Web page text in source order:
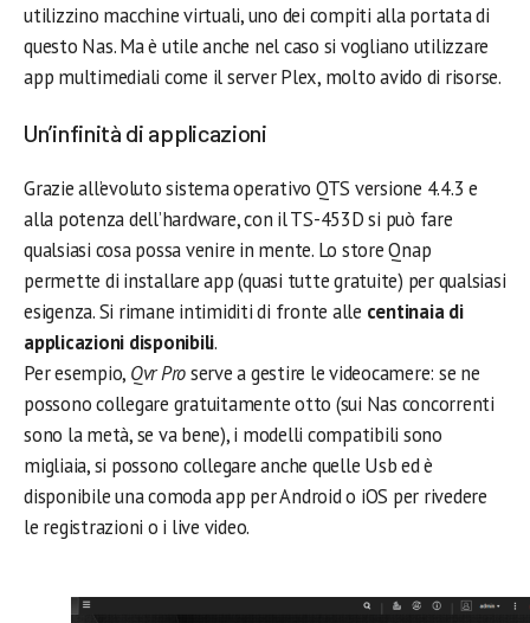
utilizzino macchine virtuali, uno dei compiti alla portata di
questo Nas. Ma è utile anche nel caso si vogliano utilizzare
app multimediali come il server Plex, molto avido di risorse.
Un’infinità di applicazioni
Grazie all’evoluto sistema operativo QTS versione 4.4.3 e
alla potenza dell’hardware, con il TS-453D si può fare
qualsiasi cosa possa venire in mente. Lo store Qnap
permette di installare app (quasi tutte gratuite) per qualsiasi
esigenza. Si rimane intimiditi di fronte alle centinaia di
applicazioni disponibili.
Per esempio, Qvr Proserve a gestire le videocamere: se ne
possono collegare gratuitamente otto (sui Nas concorrenti
sono la metà, se va bene), i modelli compatibili sono
migliaia, si possono collegare anche quelle Usb ed è
disponibile una comoda app per Android o iOS per rivedere
le registrazioni o i live video.